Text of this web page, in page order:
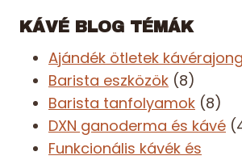
KÁVÉ BLOG TÉMÁK
Ajándék ötletek
Barista eszközök (8)
Barista tanfolyamok (8)
DXN ganoderma és kávé
Funkcionális kávék és